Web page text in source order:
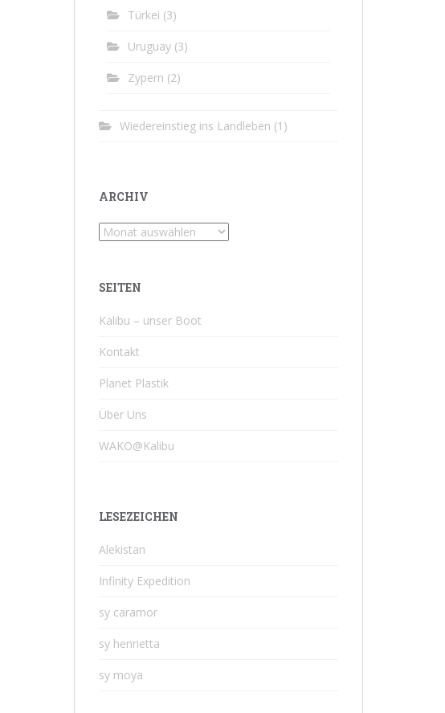
Türkei (3)
Uruguay (3)
Zypern (2)
Wiedereinstieg ins Landleben (1)
ARCHIV
Archiv
SEITEN
Kalibu – unser Boot
Kontakt
Planet Plastik
Über Uns
WAKO@Kalibu
LESEZEICHEN
Alekistan
Infinity Expedition
sy caramor
sy henrietta
sy moya